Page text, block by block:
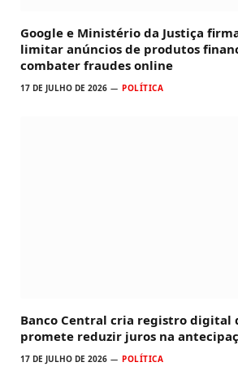
Google e Ministério da Justiça
limitar anúncios de produtos
combater fraudes online
17 DE JULHO DE 2026 POLÍTICA
Banco Central cria registro digital
promete reduzir juros na
17 DE JULHO DE 2026 POLÍTICA